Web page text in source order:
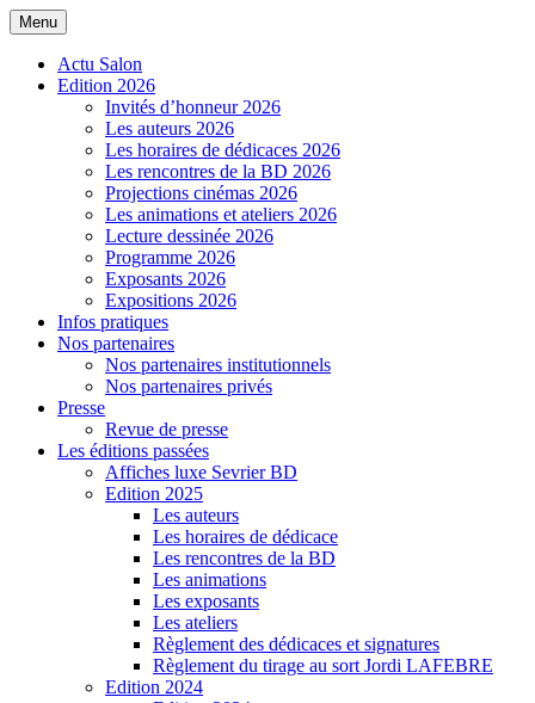
Salon de la BD de Sevrier
Menu
Actu Salon
Edition 2026
Invités d’honneur 2026
Les auteurs 2026
Les horaires de dédicaces 2026
Les rencontres de la BD 2026
Projections cinémas 2026
Les animations et ateliers 2026
Lecture dessinée 2026
Programme 2026
Exposants 2026
Expositions 2026
Infos pratiques
Nos partenaires
Nos partenaires institutionnels
Nos partenaires privés
Presse
Revue de presse
Les éditions passées
Affiches luxe Sevrier BD
Edition 2025
Les auteurs
Les horaires de dédicace
Les rencontres de la BD
Les animations
Les exposants
Les ateliers
Règlement des dédicaces et signatures
Règlement du tirage au sort Jordi LAFEBRE
Edition 2024